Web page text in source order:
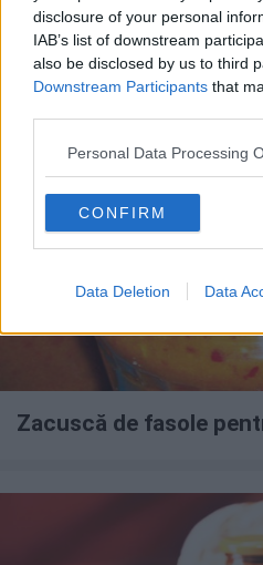
disclosure of your personal
IAB’s list of downstream
also be disclosed by us to third
Downstream Participants that
Personal Data Processing
CONFIRM
Data Deletion Data
Zacuscă de pește
Zacuscă de fasole